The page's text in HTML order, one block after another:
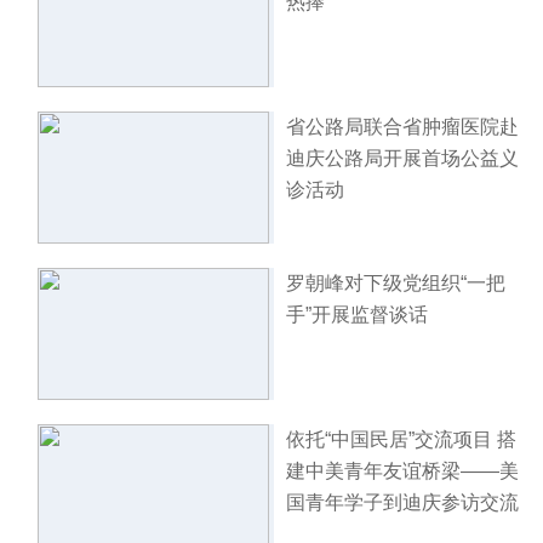
省公路局联合省肿瘤医院赴
迪庆公路局开展首场公益义
诊活动
罗朝峰对下级党组织“一把
手”开展监督谈话
依托“中国民居”交流项目 搭
建中美青年友谊桥梁——美
国青年学子到迪庆参访交流